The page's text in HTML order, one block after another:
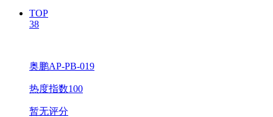
TOP
38
奥鹏AP-PB-019
热度指数100
暂无评分